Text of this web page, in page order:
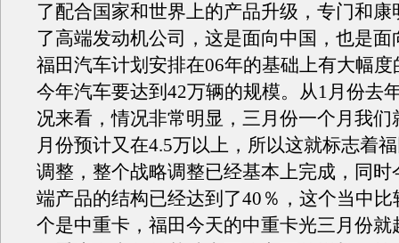
了配合国家和世界上的产品升级，专门和康
了高端发动机公司，这是面向中国，也是面
福田汽车计划安排在06年的基础上有大幅
今年汽车要达到42万辆的规模。从1月份去
况来看，情况非常明显，三月份一个月我们
月份预计又在4.5万以上，所以这就标志着
调整，整个战略调整已经基本上完成，同时
端产品的结构已经达到了40％，这个当中
个是中重卡，福田今天的中重卡光三月份就